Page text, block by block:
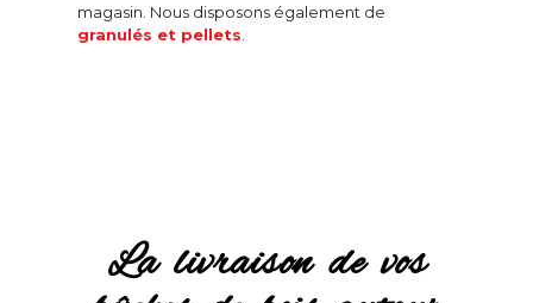
magasin. Nous disposons également de
granulés et pellets
La livraison de vos